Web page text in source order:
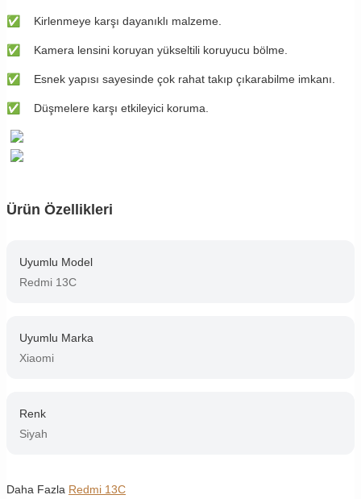
✅ Kirlenmeye karşı dayanıklı malzeme.
✅ Kamera lensini koruyan yükseltili koruyucu bölme.
✅ Esnek yapısı sayesinde çok rahat takıp çıkarabilme imkanı.
✅ Düşmelere karşı etkileyici koruma.
Ürün Özellikleri
Uyumlu Model
Redmi 13C
Uyumlu Marka
Xiaomi
Renk
Siyah
Daha Fazla Redmi 13C